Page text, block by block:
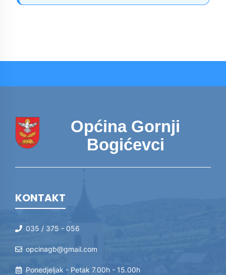
Općina Gornji
Bogićevci
KONTAKT
035 / 375 - 056
opcinagb@gmail.com
Ponedjeljak - Petak 7.00h - 15.00h